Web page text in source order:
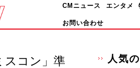
CMニュース エンタメ
お問い合わせ
スコン」準
人気